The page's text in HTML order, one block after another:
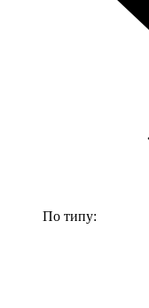
По типу: